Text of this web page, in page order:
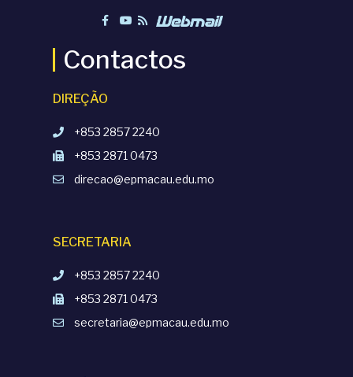
Contactos
DIREÇÃO
+853 2857 2240
+853 2871 0473
direcao@epmacau.edu.mo
SECRETARIA
+853 2857 2240
+853 2871 0473
secretaria@epmacau.edu.mo